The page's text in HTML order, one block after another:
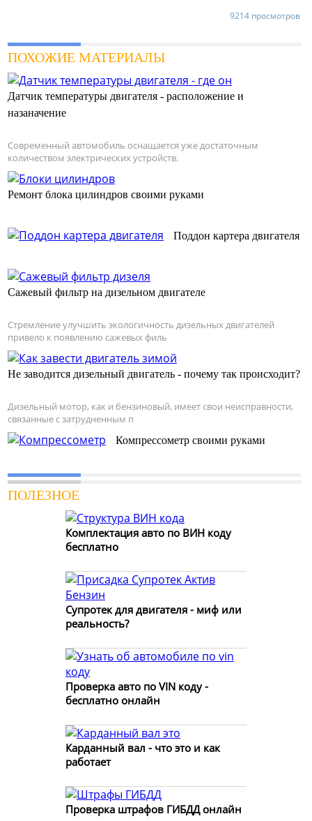
9214 просмотров
ПОХОЖИЕ МАТЕРИАЛЫ
Датчик температуры двигателя - расположение и
назаначение
Современный автомобиль оснащается уже достаточным
количеством электрических устройств.
Ремонт блока цилиндров своими руками
Поддон картера двигателя
Сажевый фильтр на дизельном двигателе
Стремление улучшить экологичность дизельных двигателей
привело к появлению сажевых филь
Не заводится дизельный двигатель - почему так происходит?
Дизельный мотор, как и бензиновый, имеет свои неисправности,
связанные с затрудненным п
Компрессометр своими руками
ПОЛЕЗНОЕ
Комплектация авто по ВИН коду
бесплатно
Супротек для двигателя - миф или
реальность?
Проверка авто по VIN коду -
бесплатно онлайн
Карданный вал - что это и как
работает
Проверка штрафов ГИБДД онлайн